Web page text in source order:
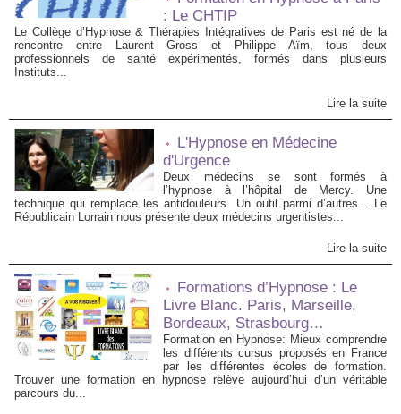
: Le CHTIP
Le Collège d’Hypnose & Thérapies Intégratives de Paris est né de la
rencontre entre Laurent Gross et Philippe Aïm, tous deux
professionnels de santé expérimentés, formés dans plusieurs
Instituts...
Lire la suite
L'Hypnose en Médecine
d'Urgence
Deux médecins se sont formés à
l’hypnose à l’hôpital de Mercy. Une
technique qui remplace les antidouleurs. Un outil parmi d’autres... Le
Républicain Lorrain nous présente deux médecins urgentistes...
Lire la suite
Formations d’Hypnose : Le
Livre Blanc. Paris, Marseille,
Bordeaux, Strasbourg…
Formation en Hypnose: Mieux comprendre
les différents cursus proposés en France
par les différentes écoles de formation.
Trouver une formation en hypnose relève aujourd’hui d’un véritable
parcours du...